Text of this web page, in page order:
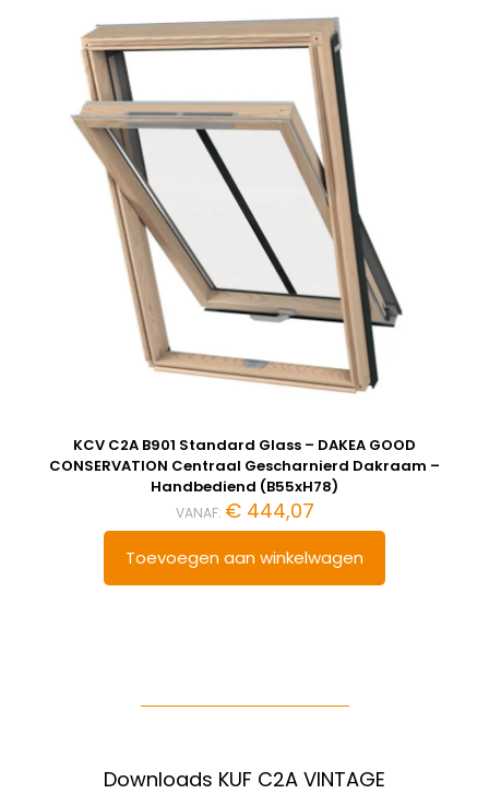
KCV C2A B901 Standard Glass – DAKEA GOOD
CONSERVATION Centraal Gescharnierd Dakraam –
Handbediend (B55xH78)
VANAF: €444,07
Toevoegen aan winkelwagen
Downloads KUF C2A VINTAGE